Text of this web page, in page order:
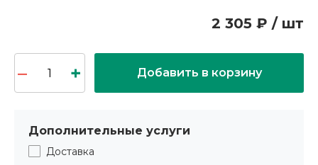
2 305 ₽ / шт
Добавить в корзину
Дополнительные услуги
Доставка